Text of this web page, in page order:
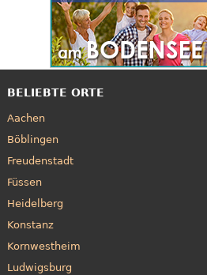
BELIEBTE ORTE
Aachen
Böblingen
Freudenstadt
Füssen
Heidelberg
Konstanz
Kornwestheim
Ludwigsburg